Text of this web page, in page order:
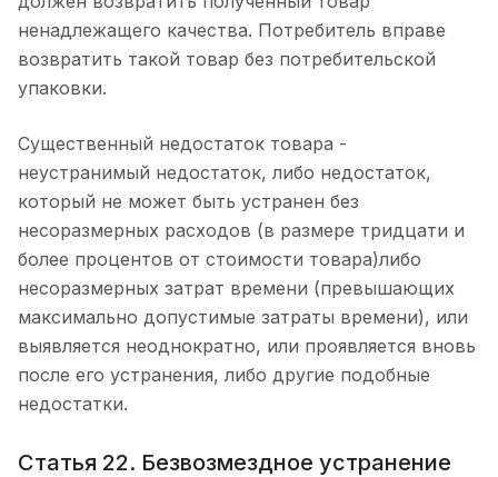
ненадлежащего качества. Потребитель вправе
возвратить такой товар без потребительской
упаковки.
Существенный недостаток товара -
неустранимый недостаток, либо недостаток,
который не может быть устранен без
несоразмерных расходов (в размере тридцати и
более процентов от стоимости товара)либо
несоразмерных затрат времени (превышающих
максимально допустимые затраты времени), или
выявляется неоднократно, или проявляется вновь
после его устранения, либо другие подобные
недостатки.
Статья 22. Безвозмездное устранение